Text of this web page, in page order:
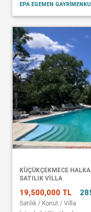
EPA EGEMEN
KÜÇÜKÇEKMECE
SATILIK VİLLA
19,500,000 TL
Satılık / Konut / Villa